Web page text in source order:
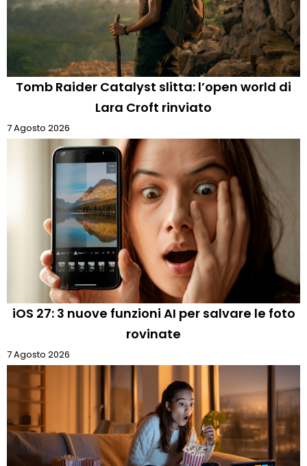
Tomb Raider Catalyst slitta: l’open world di
Lara Croft rinviato
7 Agosto 2026
iOS 27: 3 nuove funzioni AI per salvare le foto
rovinate
7 Agosto 2026